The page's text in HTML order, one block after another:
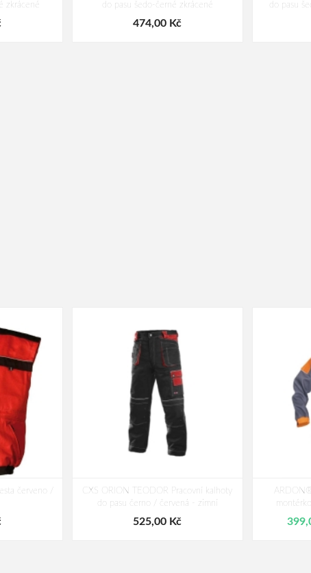
zkrácené
do pasu šedo-černé zkrácené
474,00 Kč
do pasu
červeno /
CXS ORION TEODOR Pracovní kalhoty
do pasu černo / červená - zimní
525,00 Kč